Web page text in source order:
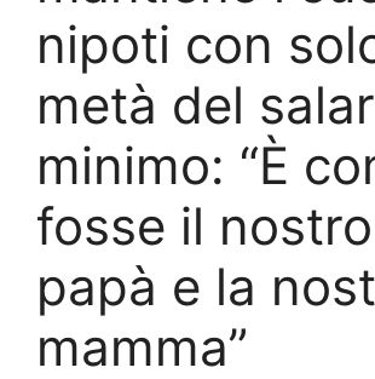
nipoti con
metà del
minimo: “È
fosse il nostro
papà e la
mamma”